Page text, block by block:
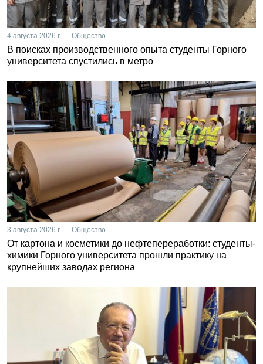
4 августа 2026 г. — Общество
В поисках производственного опыта студенты Горного
университета спустились в метро
3 августа 2026 г. — Общество
От картона и косметики до нефтепереработки: студенты-
химики Горного университета прошли практику на
крупнейших заводах региона